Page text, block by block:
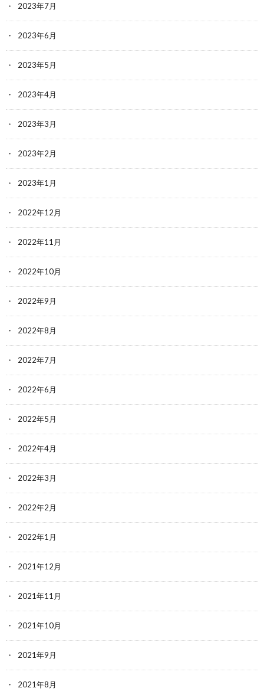
2023年7月
2023年6月
2023年5月
2023年4月
2023年3月
2023年2月
2023年1月
2022年12月
2022年11月
2022年10月
2022年9月
2022年8月
2022年7月
2022年6月
2022年5月
2022年4月
2022年3月
2022年2月
2022年1月
2021年12月
2021年11月
2021年10月
2021年9月
2021年8月